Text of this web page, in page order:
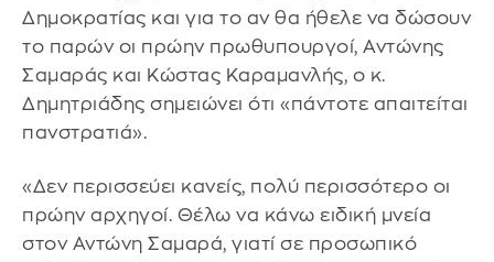
Δημοκρατίας και για το αν θα ήθελε να δώσουν
το παρών οι πρώην πρωθυπουργοί, Αντώνης
Σαμαράς και Κώστας Καραμανλής, ο κ.
Δημητριάδης σημειώνει ότι «πάντοτε απαιτείται
πανστρατιά».
«Δεν περισσεύει κανείς, πολύ περισσότερο οι
πρώην αρχηγοί. Θέλω να κάνω ειδική μνεία
στον Αντώνη Σαμαρά, γιατί σε προσωπικό